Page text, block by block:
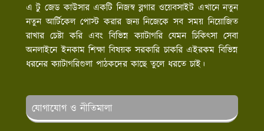
এ টু জেড কাউসার একটি নিজস্ব ব্লগার ওয়েবসাইট এখানে নতুন
নতুন আর্টিকেল পোস্ট করার জন্য নিজেকে সব সময় নিয়োজিত
রাখার চেষ্টা করি এবং বিভিন্ন ক্যাটাগরি যেমন চিকিৎসা সেবা
অনলাইনে ইনকাম শিক্ষা বিষয়ক সরকারি চাকরি এইরকম বিভিন্ন
ধরনের ক্যাটাগরিগুলা পাঠকদের কাছে তুলে ধরতে চাই।
যোগাযোগ ও নীতিমালা